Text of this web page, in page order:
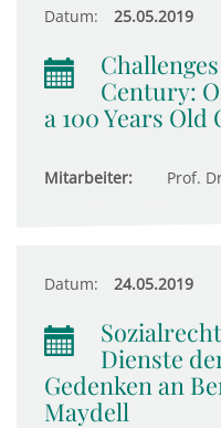
Datum: 25.05.2019
Century:
a 100 Years
Mitarbeiter: Prof.
Datum: 24.05.2019
Dienste
Gedenken an
Maydell